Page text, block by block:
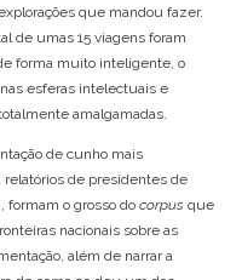
que mandou fazer.
de umas 15 viagens foram
forma muito inteligente, o
esferas intelectuais e
amalgamadas.
de cunho mais
relatórios de presidentes de
formam o grosso do corpus que
nacionais sobre as
além de narrar a